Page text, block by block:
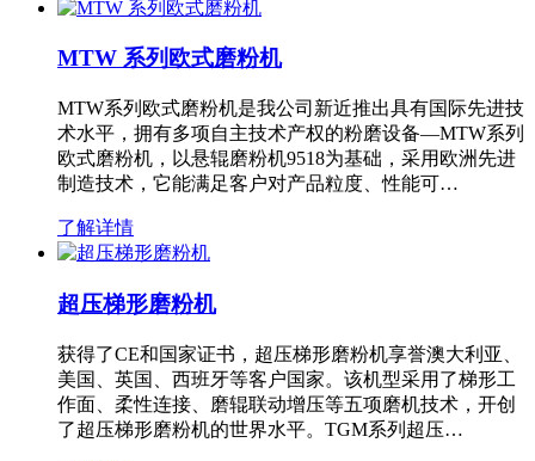
MTW 系列欧式磨粉机
MTW系列欧式磨粉机是我公司新近推出具有国际先进技
术水平，拥有多项自主技术产权的粉磨设备—MTW系列
欧式磨粉机，以悬辊磨粉机9518为基础，采用欧洲先进
制造技术，它能满足客户对产品粒度、性能可…
了解详情
超压梯形磨粉机
获得了CE和国家证书，超压梯形磨粉机享誉澳大利亚、
美国、英国、西班牙等客户国家。该机型采用了梯形工
作面、柔性连接、磨辊联动增压等五项磨机技术，开创
了超压梯形磨粉机的世界水平。TGM系列超压…